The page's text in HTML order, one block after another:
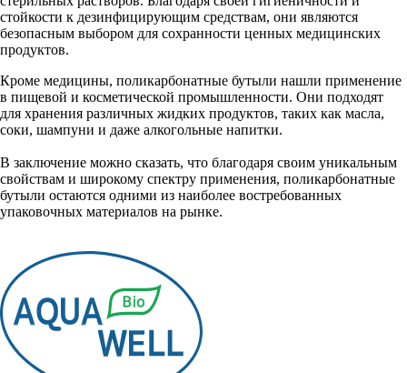
стойкости к дезинфицирующим средствам, они являются
безопасным выбором для сохранности ценных медицинских
продуктов.
Кроме медицины, поликарбонатные бутыли нашли применение
в пищевой и косметической промышленности. Они подходят
для хранения различных жидких продуктов, таких как масла,
соки, шампуни и даже алкогольные напитки.
В заключение можно сказать, что благодаря своим уникальным
свойствам и широкому спектру применения, поликарбонатные
бутыли остаются одними из наиболее востребованных
упаковочных материалов на рынке.